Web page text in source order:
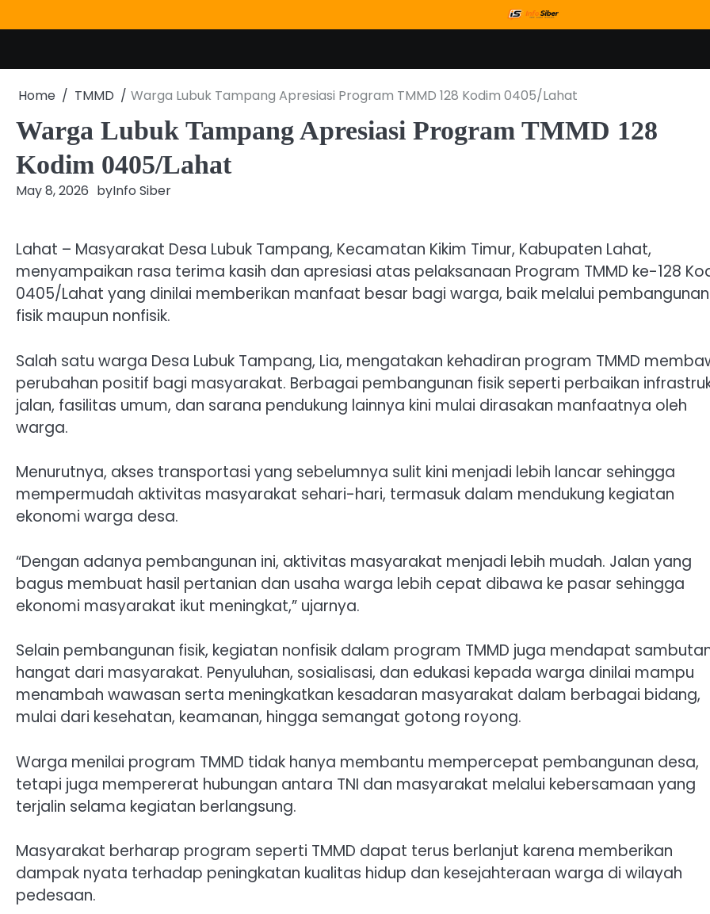
to
Home TMMD Warga Lubuk Tampang Apresiasi Program TMMD 128 Kodim 0405/Lahat
Warga Lubuk Tampang Apresiasi Program TMMD 128
Kodim 0405/Lahat
May 8, 2026 byInfo Siber
Lahat – Masyarakat Desa Lubuk Tampang, Kecamatan Kikim Timur, Kabupaten Lahat,
menyampaikan rasa terima kasih dan apresiasi atas pelaksanaan Program TMMD ke-128
0405/Lahat yang dinilai memberikan manfaat besar bagi warga, baik melalui pembangunan
fisik maupun nonfisik.
Salah satu warga Desa Lubuk Tampang, Lia, mengatakan kehadiran program TMMD
perubahan positif bagi masyarakat. Berbagai pembangunan fisik seperti perbaikan
jalan, fasilitas umum, dan sarana pendukung lainnya kini mulai dirasakan manfaatnya oleh
warga.
Menurutnya, akses transportasi yang sebelumnya sulit kini menjadi lebih lancar sehingga
mempermudah aktivitas masyarakat sehari-hari, termasuk dalam mendukung kegiatan
ekonomi warga desa.
“Dengan adanya pembangunan ini, aktivitas masyarakat menjadi lebih mudah. Jalan yang
bagus membuat hasil pertanian dan usaha warga lebih cepat dibawa ke pasar sehingga
ekonomi masyarakat ikut meningkat,” ujarnya.
Selain pembangunan fisik, kegiatan nonfisik dalam program TMMD juga mendapat
hangat dari masyarakat. Penyuluhan, sosialisasi, dan edukasi kepada warga dinilai mampu
menambah wawasan serta meningkatkan kesadaran masyarakat dalam berbagai bidang,
mulai dari kesehatan, keamanan, hingga semangat gotong royong.
Warga menilai program TMMD tidak hanya membantu mempercepat pembangunan desa,
tetapi juga mempererat hubungan antara TNI dan masyarakat melalui kebersamaan yang
terjalin selama kegiatan berlangsung.
Masyarakat berharap program seperti TMMD dapat terus berlanjut karena memberikan
dampak nyata terhadap peningkatan kualitas hidup dan kesejahteraan warga di wilayah
pedesaan.